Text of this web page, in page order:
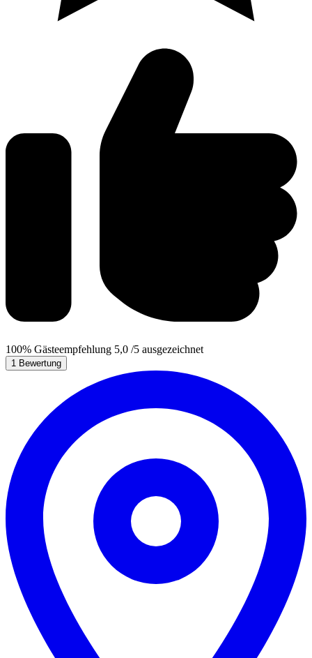
100% Gästeempfehlung 5,0 /5 ausgezeichnet
1 Bewertung